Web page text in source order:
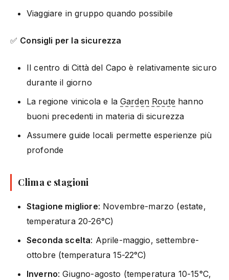
Viaggiare in gruppo quando possibile
✅ Consigli per la sicurezza
Il centro di Città del Capo è relativamente sicuro
durante il giorno
La regione vinicola e laGarden Route hanno
buoni precedenti in materia di sicurezza
Assumere guide locali permette esperienze più
profonde
Clima e stagioni
Stagione migliore: Novembre-marzo (estate,
temperatura 20-26°C)
Seconda scelta: Aprile-maggio, settembre-
ottobre (temperatura 15-22°C)
Inverno: Giugno-agosto (temperatura 10-15°C,